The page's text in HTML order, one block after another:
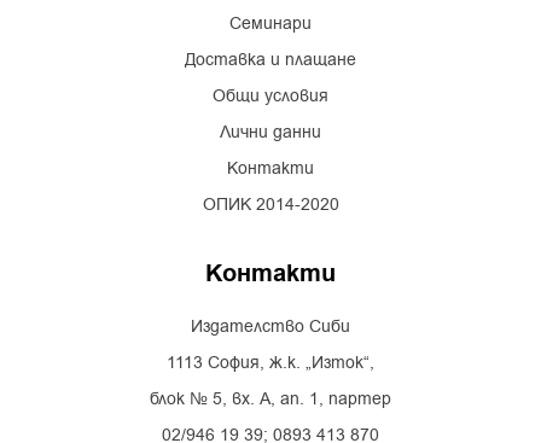
Семинари
Доставка и плащане
Общи условия
Лични данни
Контакти
ОПИК 2014-2020
Контакти
Издателство Сиби
1113 София, ж.к. „Изток“,
блок № 5, вх. А, ап. 1, партер
02/946 19 39; 0893 413 870